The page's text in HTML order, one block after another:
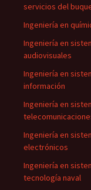
servicios del
Ingeniería en
Ingeniería en
audiovisuales
Ingeniería en
información
Ingeniería en
Ingeniería en
electrónicos
Ingeniería en
tecnología naval